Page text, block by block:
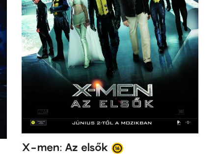
X-men: Az elsők